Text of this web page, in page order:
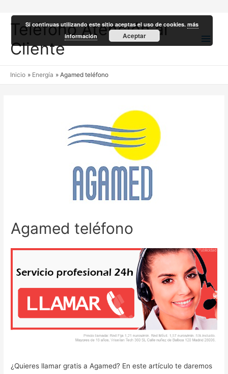
Teléfono Atención al
Cliente
Inicio Energía Agamed teléfono
Agamed teléfono
¿Quieres llamar gratis a Agamed? En este artículo te daremos
Si continuas utilizando este sitio aceptas el uso de cookies.más
información
Aceptar